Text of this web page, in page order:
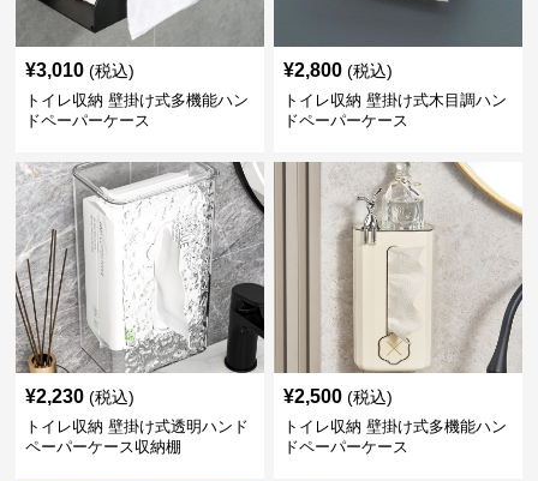
¥3,010 (税込)
トイレ収納 壁掛け式多機能ハン
ドペーパーケース
¥2,800 (税込)
トイレ収納 壁掛け式木目調ハン
ドペーパーケース
¥2,230 (税込)
トイレ収納 壁掛け式透明ハンド
ペーパーケース収納棚
¥2,500 (税込)
トイレ収納 壁掛け式多機能ハン
ドペーパーケース